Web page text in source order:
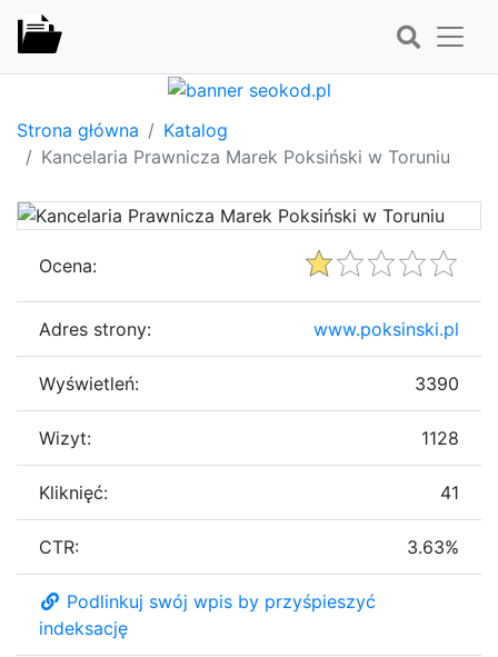
Strona główna
Katalog
Kancelaria Prawnicza Marek Poksiński w Toruniu
Ocena:
Adres strony: www.poksinski.pl
Wyświetleń: 3390
Wizyt: 1128
Kliknięć: 41
CTR: 3.63%
Podlinkuj swój wpis by przyśpieszyć
indeksację